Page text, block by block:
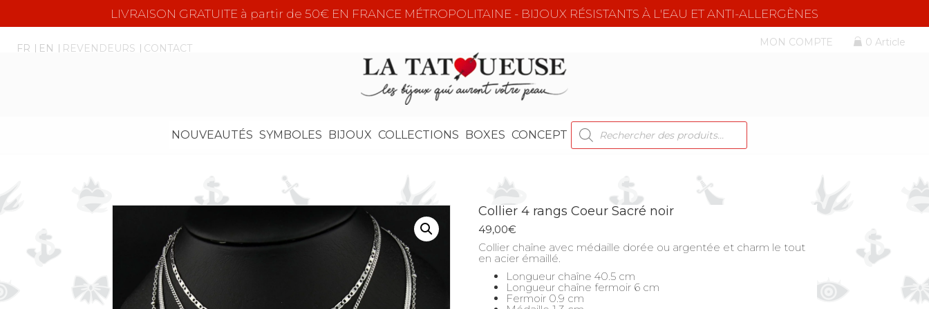
LIVRAISON GRATUITE à partir de 50€ EN FRANCE MÉTROPOLITAINE - BIJOUX RÉSISTANTS À L'EAU ET ANTI-ALLERGÈNES
FR EN REVENDEURS CONTACT
MON COMPTE 0 Article
NOUVEAUTÉS SYMBOLES BIJOUX COLLECTIONS BOXES CONCEPT
RECHERCHE
DE
PRODUITS
Collier 4 rangs Coeur Sacré noir
49,00€
Collier chaîne avec médaille dorée ou argentée et charm le tout
en acier émaillé.
Longueur chaîne 40.5 cm
Longueur chaîne fermoir 6 cm
Fermoir 0.9 cm